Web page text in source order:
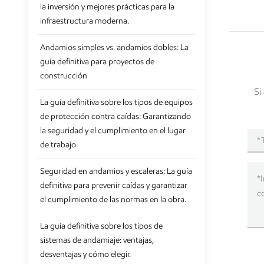
la inversión y mejores prácticas para la
infraestructura moderna.
Andamios simples vs. andamios dobles: La
guía definitiva para proyectos de
construcción
La guía definitiva sobre los tipos de equipos
de protección contra caídas: Garantizando
la seguridad y el cumplimiento en el lugar
de trabajo.
Seguridad en andamios y escaleras: La guía
definitiva para prevenir caídas y garantizar
el cumplimiento de las normas en la obra.
La guía definitiva sobre los tipos de
sistemas de andamiaje: ventajas,
desventajas y cómo elegir.